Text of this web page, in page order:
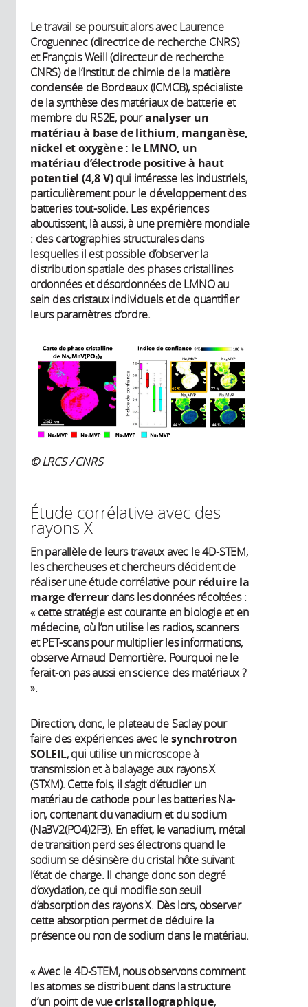
Le travail se poursuit alors avec Laurence
Croguennec (directrice de recherche CNRS)
et François Weill (directeur de recherche
CNRS) de l’Institut de chimie de la matière
condensée de Bordeaux (ICMCB), spécialiste
de la synthèse des matériaux de batterie et
membre du RS2E, pouranalyser un
matériau à base de lithium, manganèse,
nickel et oxygène : le LMNO, un
matériau d’électrode positive à haut
potentiel (4,8 V)qui intéresse les industriels,
particulièrement pour le développement des
batteries tout-solide. Les expériences
aboutissent, là aussi, à une première mondiale
: des cartographies structurales dans
lesquelles il est possible d’observer la
distribution spatiale des phases cristallines
ordonnées et désordonnées de LMNO au
sein des cristaux individuels et de quantifier
leurs paramètres d’ordre.
© LRCS / CNRS
Étude corrélative avec des
rayons X
En parallèle de leurs travaux avec le 4D-STEM,
les chercheuses et chercheurs décident de
réaliser une étude corrélative pourréduire la
marge d’erreur dans les données récoltées :
« cette stratégie est courante en biologie et en
médecine, où l’on utilise les radios, scanners
et PET-scans pour multiplier les informations,
observe Arnaud Demortière. Pourquoi ne le
ferait-on pas aussi en science des matériaux ?
».
Direction, donc, le plateau de Saclay pour
faire des expériences avec lesynchrotron
SOLEIL, qui utilise un microscope à
transmission et à balayage aux rayons X
(STXM). Cette fois, il s’agit d’étudier un
matériau de cathode pour les batteries Na-
ion, contenant du vanadium et du sodium
(Na3V2(PO4)2F3). En effet, le vanadium, métal
de transition perd ses électrons quand le
sodium se désinsère du cristal hôte suivant
l’état de charge. Il change donc son degré
d’oxydation, ce qui modifie son seuil
d’absorption des rayons X. Dès lors, observer
cette absorption permet de déduire la
présence ou non de sodium dans le matériau.
« Avec le 4D-STEM, nous observons comment
les atomes se distribuent dans la structure
d’un point de vuecristallographique,